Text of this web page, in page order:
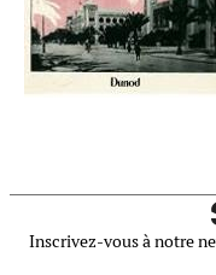
Inscrivez-vous à notre